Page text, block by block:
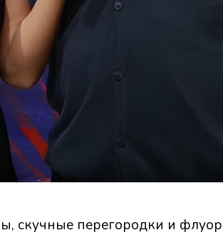
скучные перегородки и